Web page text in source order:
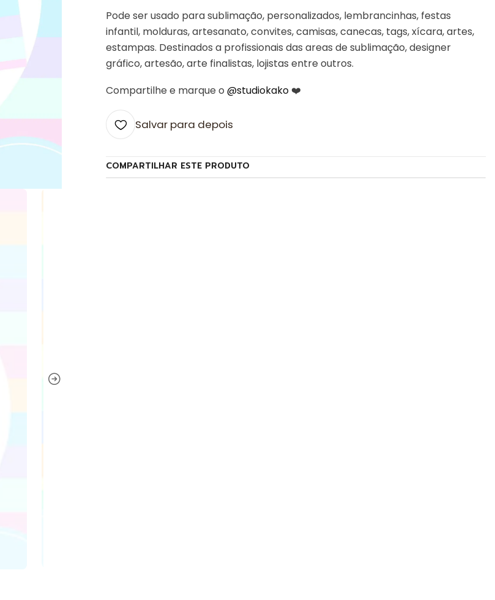
Pode ser usado para sublimação, personalizados, lembrancinhas, festas
infantil, molduras, artesanato, convites, camisas, canecas, tags, xícara, artes,
estampas. Destinados a profissionais das areas de sublimação, designer
gráfico, artesão, arte finalistas, lojistas entre outros.
Compartilhe e marque o @studiokako ❤️
Salvar para depois
COMPARTILHAR ESTE PRODUTO